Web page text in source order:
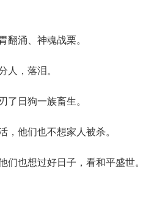
翻涌、神魂战栗。
人，落泪。
了日狗一族畜生。
，他们也不想家人被杀。
们也想过好日子，看和平盛世。